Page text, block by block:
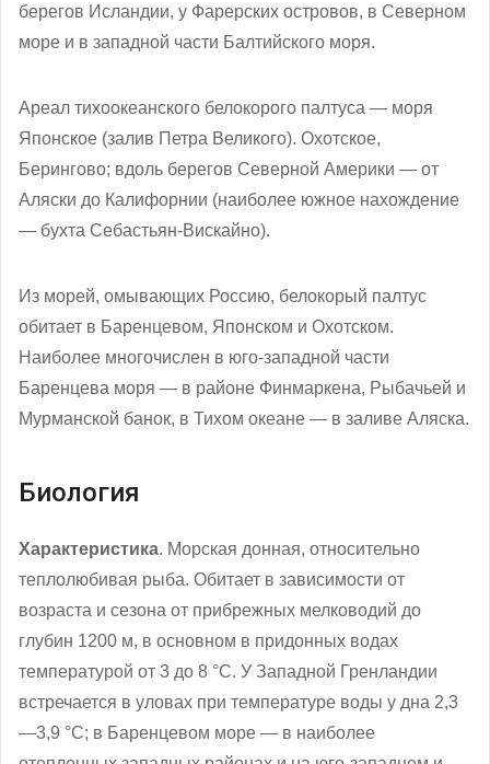
берегов Исландии, у Фарерских островов, в Северном
море и в западной части Балтийского моря.
Ареал тихоокеанского белокорого палтуса — моря
Японское (залив Петра Великого). Охотское,
Берингово; вдоль берегов Северной Америки — от
Аляски до Калифорнии (наиболее южное нахождение
— бухта Себастьян-Вискайно).
Из морей, омывающих Россию, белокорый палтус
обитает в Баренцевом, Японском и Охотском.
Наиболее многочислен в юго-западной части
Баренцева моря — в районе Финмаркена, Рыбачьей и
Мурманской банок, в Тихом океане — в заливе Аляска.
Биология
Характеристика. Морская донная, относительно
теплолюбивая рыба. Обитает в зависимости от
возраста и сезона от прибрежных мелководий до
глубин 1200 м, в основном в придонных водах
температурой от 3 до 8 °C. У Западной Гренландии
встречается в уловах при температуре воды у дна 2,3
—3,9 °C; в Баренцевом море — в наиболее